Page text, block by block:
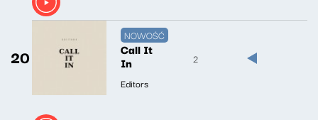
20
NOWOŚĆ
Call It
In
Editors
2